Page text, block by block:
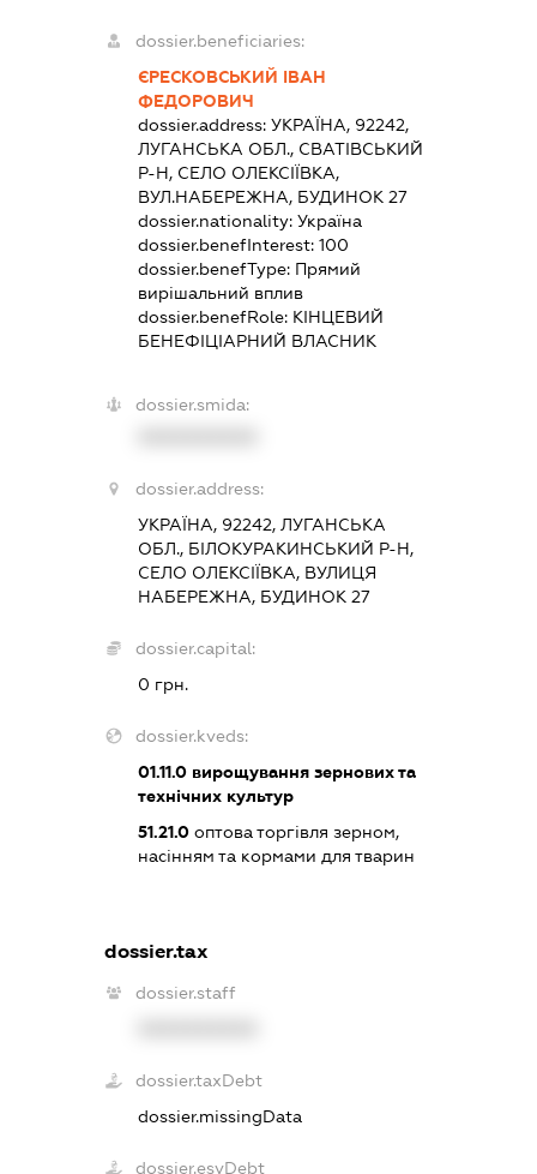
dossier.beneficiaries:
ЄРЕСКОВСЬКИЙ ІВАН
ФЕДОРОВИЧ
dossier.address: УКРАЇНА, 92242,
ЛУГАНСЬКА ОБЛ., СВАТІВСЬКИЙ
Р-Н, СЕЛО ОЛЕКСІЇВКА,
ВУЛ.НАБЕРЕЖНА, БУДИНОК 27
dossier.nationality: Україна
dossier.benefInterest: 100
dossier.benefType: Прямий
вирішальний вплив
dossier.benefRole: КІНЦЕВИЙ
БЕНЕФІЦІАРНИЙ ВЛАСНИК
dossier.smida:
dossier.address:
УКРАЇНА, 92242, ЛУГАНСЬКА
ОБЛ., БІЛОКУРАКИНСЬКИЙ Р-Н,
СЕЛО ОЛЕКСІЇВКА, ВУЛИЦЯ
НАБЕРЕЖНА, БУДИНОК 27
dossier.capital:
0 грн.
dossier.kveds:
01.11.0вирощування зернових та
технічних культур
51.21.0оптова торгівля зерном,
насінням та кормами для тварин
dossier.tax
dossier.staff
dossier.taxDebt
dossier.missingData
dossier.esvDebt